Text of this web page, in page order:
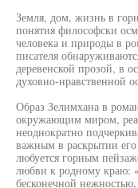
Земля, дом, жизнь в
понятия философски
человека и природы в
писателя
деревенской прозой, в
духовно-нравственной
Образ Зелимхана в
окружающим миром,
неоднократно
важным в раскрытии его
любуется горным
любви к родному краю:
бесконечной